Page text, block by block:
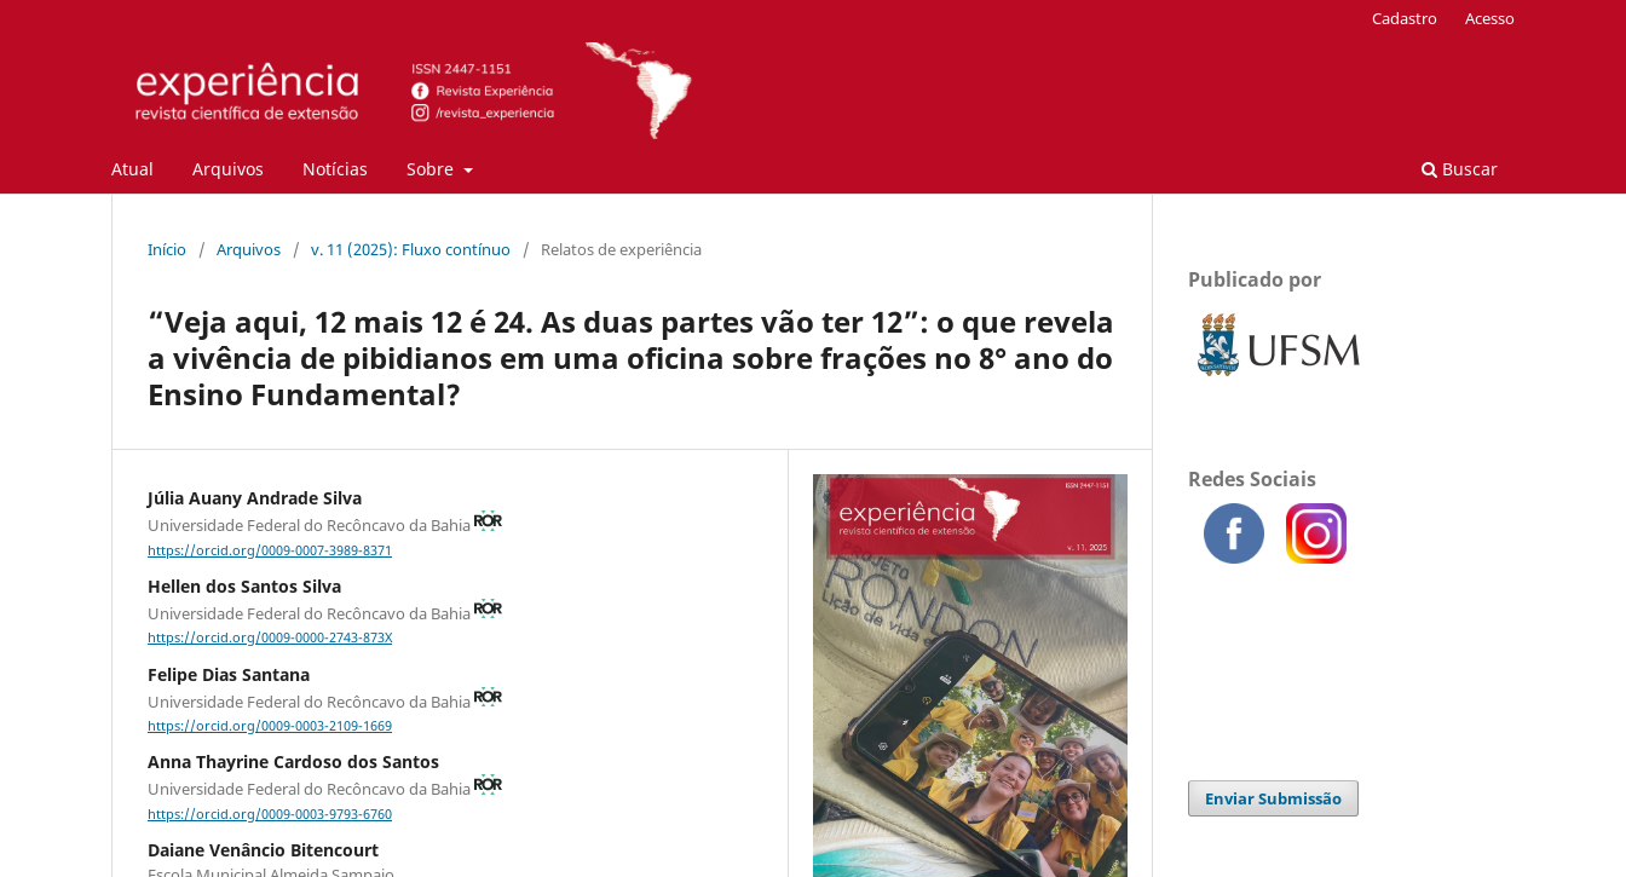
Atual Arquivos Notícias Sobre Buscar
Cadastro Acesso
Início / Arquivos / v. 11 (2025): Fluxo contínuo / Relatos de experiência
“Veja aqui, 12 mais 12 é 24. As duas partes vão ter 12”: o que revela
a vivência de pibidianos em uma oficina sobre frações no 8° ano do
Ensino Fundamental?
Júlia Auany Andrade Silva
Universidade Federal do Recôncavo da Bahia
https://orcid.org/0009-0007-3989-8371
Hellen dos Santos Silva
Universidade Federal do Recôncavo da Bahia
https://orcid.org/0009-0000-2743-873X
Felipe Dias Santana
Universidade Federal do Recôncavo da Bahia
https://orcid.org/0009-0003-2109-1669
Anna Thayrine Cardoso dos Santos
Universidade Federal do Recôncavo da Bahia
https://orcid.org/0009-0003-9793-6760
Daiane Venâncio Bitencourt
Publicado por
Redes Sociais
Enviar Submissão